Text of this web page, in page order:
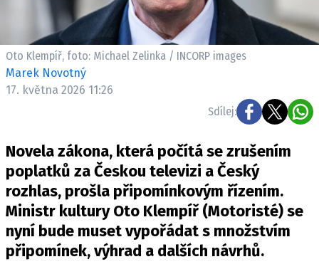
Máte příběh, fotku nebo video?
Pošlete e-mail na newsbox.cz
KONTAKT
VYDAVATEL
INZERCE
OSOBNÍ ÚDAJE / COOKIES
VOLNÁ MÍSTA
Oto Klempíř, foto: Michael Zelinka / INCORP images
Marek Novotný
17. května 2026 11:26
Sdílej:
Novela zákona, která počítá se zrušením
poplatků za Českou televizi a Český
rozhlas, prošla připomínkovým řízením.
Ministr kultury Oto Klempíř (Motoristé) se
nyní bude muset vypořádat s množstvím
připomínek, výhrad a dalších návrhů.